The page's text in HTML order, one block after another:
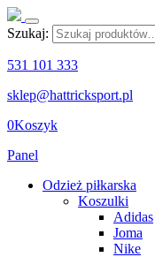
Szukaj:
531 101 333
sklep@hattricksport.pl
0Koszyk
Panel
Odzież piłkarska
Koszulki
Adidas
Joma
Nike